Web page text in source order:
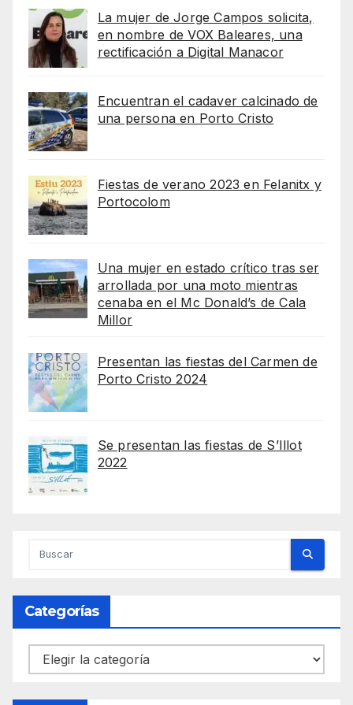
La mujer de Jorge Campos solicita,
en nombre de VOX Baleares, una
rectificación a Digital Manacor
Encuentran el cadaver calcinado de
una persona en Porto Cristo
Fiestas de verano 2023 en Felanitx y
Portocolom
Una mujer en estado crítico tras ser
arrollada por una moto mientras
cenaba en el Mc Donald’s de Cala
Millor
Presentan las fiestas del Carmen de
Porto Cristo 2024
Se presentan las fiestas de S’Illot
2022
Categorías
Categorías